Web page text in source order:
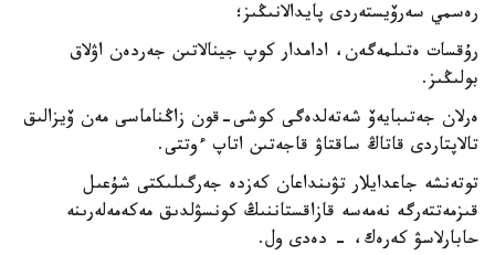
رەسمي سەرۆيستەردى پايدالانىڭىز؛
رۇقسات ەتىلمەگەن، ادامدار كوپ جينالاتىن جەردەن اۋلاق
بولىڭىز.
ەرلان جەتىبايەۆ شەتەلدەگى كوشى-قون زاڭناماسى مەن ۆيزالىق
تالاپتاردى قاتاڭ ساقتاۋ قاجەتىن اتاپ ءوتتى.
توتەنشە جاعدايلار تۋىنداعان كەزدە جەرگىلىكتى شۇعىل
قىزمەتتەرگە نەمەسە قازاقستاننىڭ كونسۋلدىق مەكەمەلەرىنە
حابارلاسۋ كەرەك، - دەدى ول.